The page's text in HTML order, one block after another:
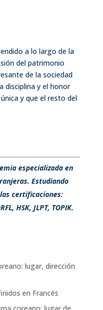
a lo largo de la
del patrimonio
de la sociedad
disciplina y el honor
y que el resto del
especializada en
Estudiando
certificaciones:
HSK, JLPT, TOPIK.
lugar, dirección
en Francés